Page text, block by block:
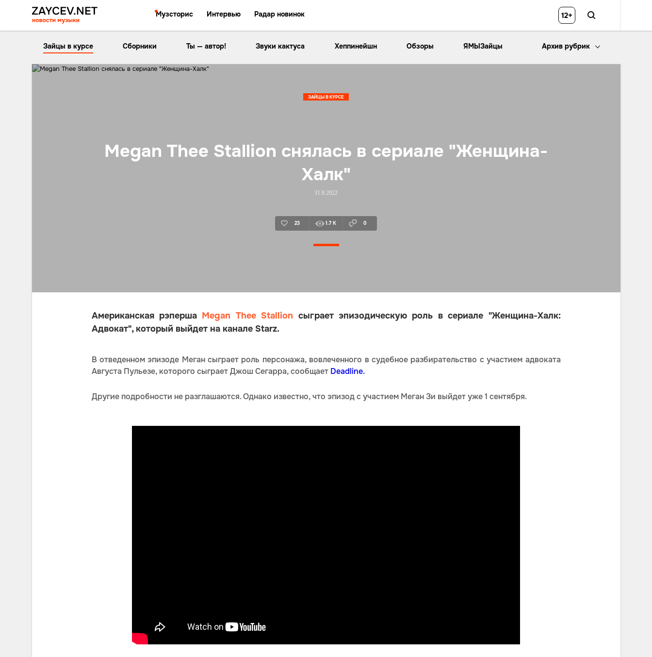
Музсторис Интервью Радар новинок 12+
Зайцы в курсе Сборники Ты — автор! Звуки кактуса Хеппинейшн Обзоры ЯМЫЗайцы Архив рубрик
Megan Thee Stallion снялась в сериале "Женщина-
Халк"
31.8.2022
23 1.7 K 0
ЗАЙЦЫ В КУРСЕ
Американская рэперша Megan Thee Stallion сыграет эпизодическую роль в сериале "Женщина-Халк:
Адвокат", который выйдет на канале Starz.
В отведенном эпизоде Меган сыграет роль персонажа, вовлеченного в судебное разбирательство с участием адвоката
Августа Пульезе, которого сыграет Джош Сегарра, сообщает Deadline.
Другие подробности не разглашаются. Однако известно, что эпизод с участием Меган Зи выйдет уже 1 сентября.